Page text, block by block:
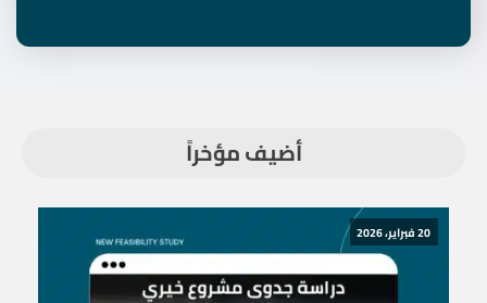
أضيف مؤخراً
20 فبراير، 2026